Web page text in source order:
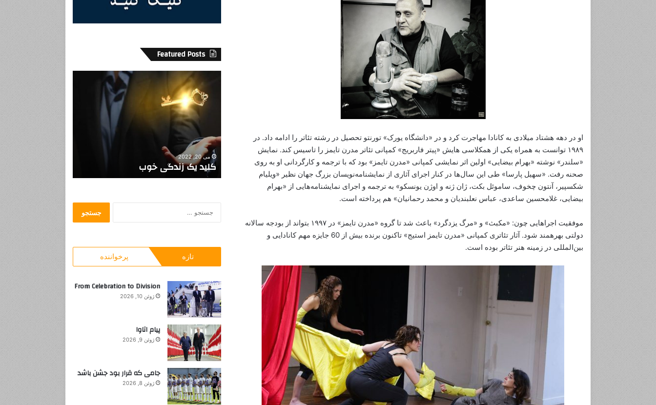
او در دهه هشتاد میلادی به کانادا مهاجرت کرد و در «دانشگاه یورک» تورنتو تحصیل در رشته تئاتر را ادامه داد. در
۱۹۸۹ توانست به همراه یکی از همکلاسی هایش «پیتر فاربریج» کمپانی تئاتر مدرن تایمز را تاسیس کند. نمایش
«سلندر» نوشته «بهرام بیضایی» اولین اثر نمایشی کمپانی «مدرن تایمز» بود که با ترجمه و کارگردانی او به روی
صحنه رفت. «سهیل پارسا» طی این سال‌ها در کنار اجرای آثاری از نمایشنامه‌نویسان بزرگ جهان نظیر «ویلیام
شکسپیر، آنتون چخوف، ساموئل بکت، ژان ژنه و اوژن یونسکو» به ترجمه و اجرای نمایشنامه‌هایی از «بهرام
بیضایی، غلامحسین ساعدی، عباس نعلبندیان و محمد رحمانیان» هم پرداخته است.
موفقیت اجراهایی چون: «مکبث» و «مرگ یزدگرد» باعث شد تا گروه «مدرن تایمز» در ۱۹۹۷ بتواند از بودجه سالانه
دولتی بهره­مند شود. آثار تئاتری کمپانی «مدرن تایمز استیج» تاکنون برنده بیش از 60 جایزه مهم کانادایی و
بین‌المللی در زمینه هنر تئاتر بوده است.
Featured Posts
با ناصر خان سینما
ا
ا
د
ب
ی
آگوست 3, 2024
جهان‌گشایی ادبی
ل
ی
د
ز
ن
گ
ی
خ
و
کلید یک زندگی خوب
»
ی
ی
م
و
د
…
می 18, 2019
«هیولا»ی مدیری وارد می‌شود… نمایشگاه
و
ب
ر
ی
تازه پرخواننده
From Celebration to Division
ژوئن 10, 2026
پیام اتاوا
ژوئن 9, 2026
جامی که قرار بود جشن باشد
ژوئن 8, 2026